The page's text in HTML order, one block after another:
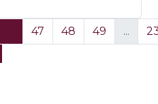
47 48 49 ...